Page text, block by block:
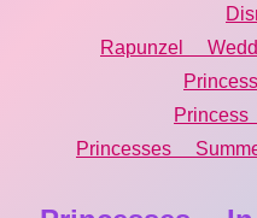
Rapunzel
Princesses